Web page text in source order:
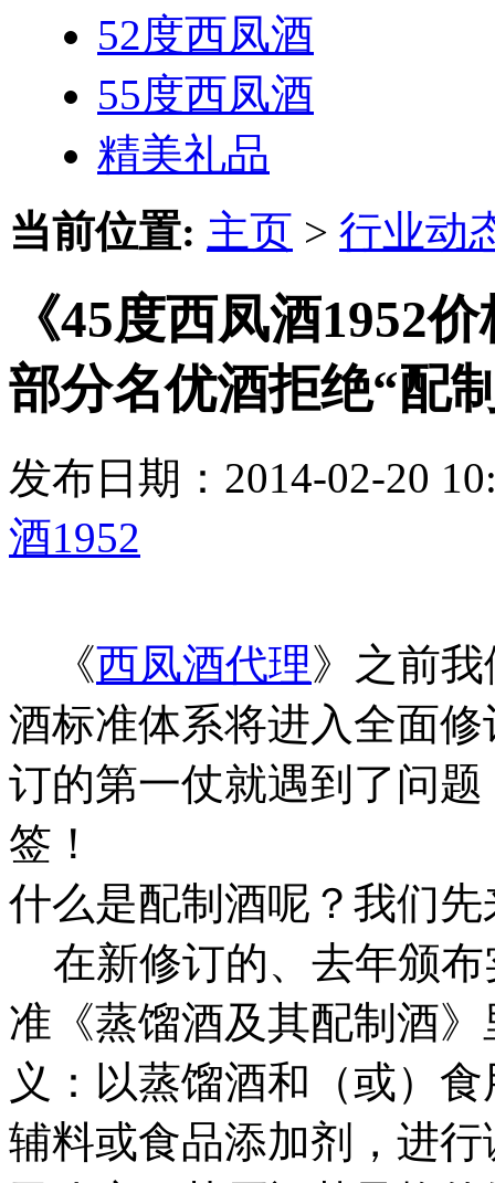
52度西凤酒
55度西凤酒
精美礼品
当前位置: 主页 > 行业动
《45度西凤酒1952
部分名优酒拒绝“配
发布日期：2014-02-20
酒1952
《西凤酒代理》之前
酒标准体系将进入全面
订的第一仗就遇到了问
签！
什么是配制酒呢？我们
在新修订的、去年颁布
准《蒸馏酒及其配制酒
义：以蒸馏酒和（或）
辅料或食品添加剂，进